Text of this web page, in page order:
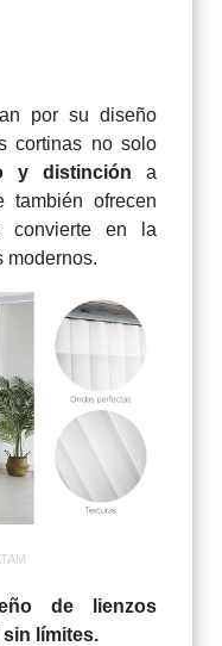
por su diseño
cortinas no solo
y distinción a
también ofrecen
convierte en la
modernos.
de lienzos
límites.